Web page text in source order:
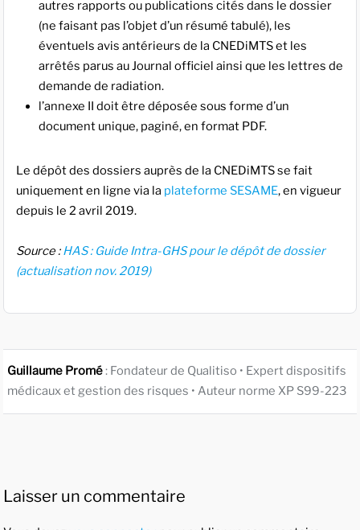
autres rapports ou publications cités dans le dossier
(ne faisant pas l’objet d’un résumé tabulé), les
éventuels avis antérieurs de la CNEDiMTS et les
arrêtés parus au Journal officiel ainsi que les lettres de
demande de radiation.
l’annexe II doit être déposée sous forme d’un
document unique, paginé, en format PDF.
Le dépôt des dossiers auprès de la CNEDiMTS se fait
uniquement en ligne via la plateforme SESAME, en vigueur
depuis le 2 avril 2019.
Source :HAS : Guide Intra-GHS pour le dépôt de dossier
(actualisation nov. 2019)
Guillaume Promé: Fondateur de Qualitiso • Expert dispositifs
médicaux et gestion des risques • Auteur norme XP S99-223
Laisser un commentaire